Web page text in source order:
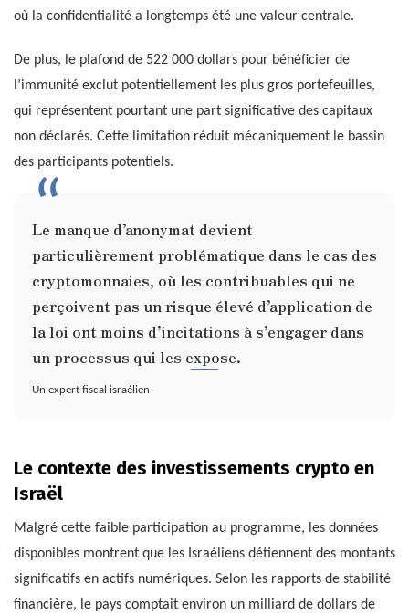
où la confidentialité a longtemps été une valeur centrale.
De plus, le plafond de 522 000 dollars pour bénéficier de
l’immunité exclut potentiellement les plus gros portefeuilles,
qui représentent pourtant une part significative des capitaux
non déclarés. Cette limitation réduit mécaniquement le bassin
des participants potentiels.
Le manque d’anonymat devient
particulièrement problématique dans le cas des
cryptomonnaies, où les contribuables qui ne
perçoivent pas un risque élevé d’application de
la loi ont moins d’incitations à s’engager dans
un processus qui les expose.
Un expert fiscal israélien
Le contexte des investissements crypto en
Israël
Malgré cette faible participation au programme, les données
disponibles montrent que les Israéliens détiennent des montants
significatifs en actifs numériques. Selon les rapports de stabilité
financière, le pays comptait environ un milliard de dollars de